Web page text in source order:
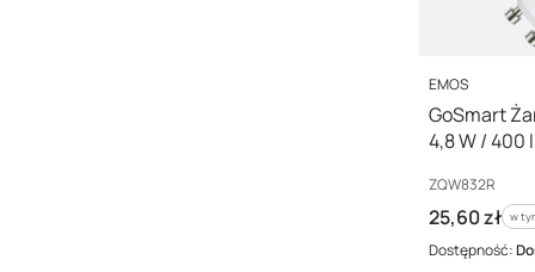
PRODUCENT
EMOS
GoSmart
4,8 W / 400
Kod producenta
ZQW832R
Cena brutto
25,60 zł w
w
Dostępność: